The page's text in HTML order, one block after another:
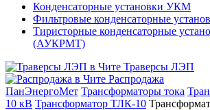
Конденсаторные установки УКМ
Фильтровые конденсаторные
Тиристорные конденсаторные
(АУКРМТ)
Траверсы ЛЭП
Распродажа
ПанЭнергоМет Трансформаторы тока
10 кВ Трансформатор ТЛК-10